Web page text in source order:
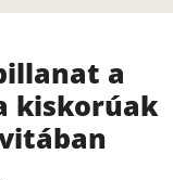
a
kiskorúak